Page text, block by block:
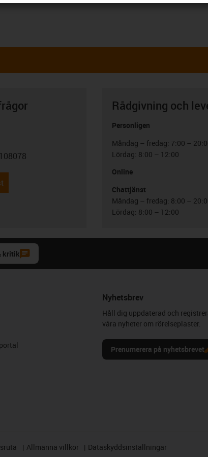
Rådgivning och
Personligen
Måndag – fredag: 7:00 –
Lördag: 8:00 – 12:00
Online
Chattjänst
Måndag – fredag: 8:00 –
Lördag: 8:00 – 12:00
kritik
Nyhetsbrev
Håll dig uppdaterad och
våra nyheter om rörelseplaster.
Prenumerera på nyhetsbrevet
Allmänna villkor Dataskyddsinställningar